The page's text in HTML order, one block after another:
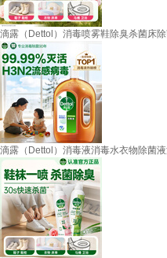
滴露（Dettol）消毒喷雾鞋除臭杀菌床
滴露（Dettol）消毒液消毒水衣物除菌